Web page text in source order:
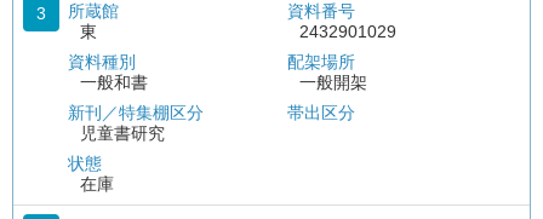
3
所蔵館
東
資料種別
一般和書
新刊／特集棚区分
児童書研究
状態
在庫
資料番号
2432901029
配架場所
一般開架
帯出区分